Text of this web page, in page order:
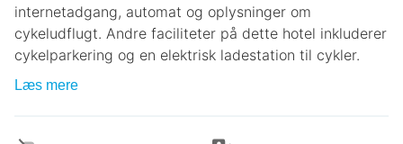
internetadgang, automat og oplysninger om
cykeludflugt. Andre faciliteter på dette hotel inkluderer
cykelparkering og en elektrisk ladestation til cykler.
Læs mere